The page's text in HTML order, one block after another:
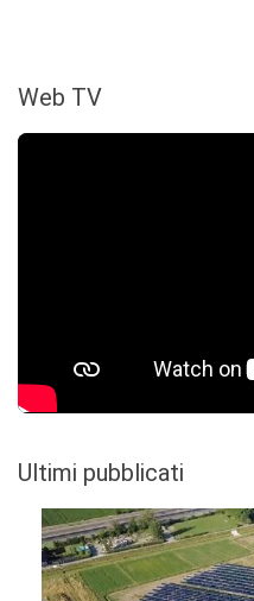
Web TV
Ultimi pubblicati